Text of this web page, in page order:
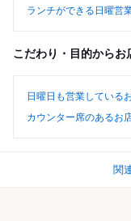
ランチができる日曜営
こだわり・目的からお
日曜日も営業している
カウンター席のあるお
関